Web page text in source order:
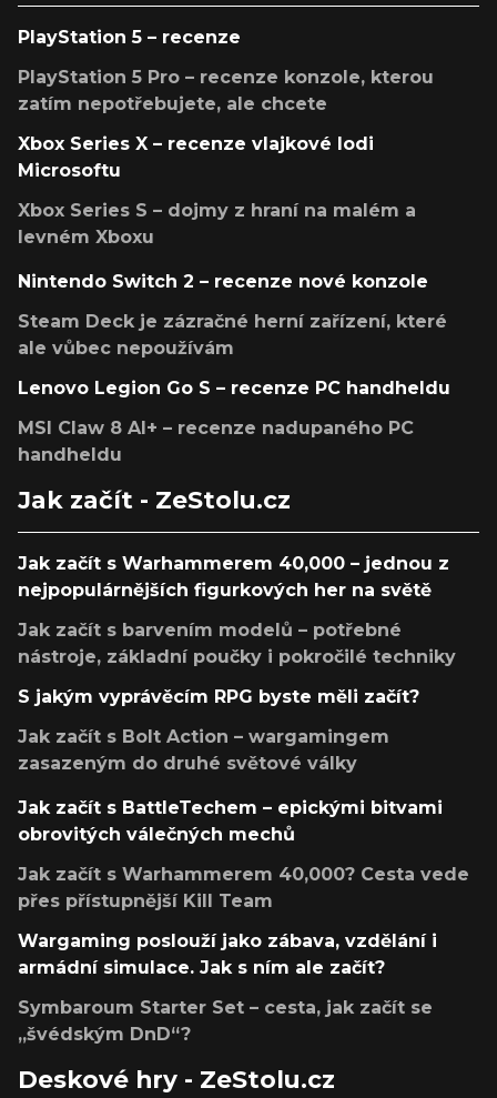
PlayStation 5 – recenze
PlayStation 5 Pro – recenze konzole, kterou
zatím nepotřebujete, ale chcete
Xbox Series X – recenze vlajkové lodi
Microsoftu
Xbox Series S – dojmy z hraní na malém a
levném Xboxu
Nintendo Switch 2 – recenze nové konzole
Steam Deck je zázračné herní zařízení, které
ale vůbec nepoužívám
Lenovo Legion Go S – recenze PC handheldu
MSI Claw 8 AI+ – recenze nadupaného PC
handheldu
Jak začít - ZeStolu.cz
Jak začít s Warhammerem 40,000 – jednou z
nejpopulárnějších figurkových her na světě
Jak začít s barvením modelů – potřebné
nástroje, základní poučky i pokročilé techniky
S jakým vyprávěcím RPG byste měli začít?
Jak začít s Bolt Action – wargamingem
zasazeným do druhé světové války
Jak začít s BattleTechem – epickými bitvami
obrovitých válečných mechů
Jak začít s Warhammerem 40,000? Cesta vede
přes přístupnější Kill Team
Wargaming poslouží jako zábava, vzdělání i
armádní simulace. Jak s ním ale začít?
Symbaroum Starter Set – cesta, jak začít se
„švédským DnD“?
Deskové hry - ZeStolu.cz